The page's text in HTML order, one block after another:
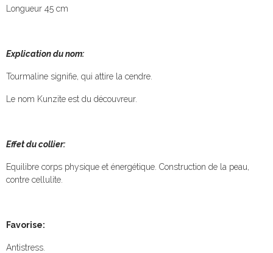
Longueur 45 cm
Explication du nom:
Tourmaline signifie, qui attire la cendre.
Le nom Kunzite est du découvreur.
Effet du collier:
Equilibre corps physique et énergétique. Construction de la peau,
contre cellulite.
Favorise:
Antistress.